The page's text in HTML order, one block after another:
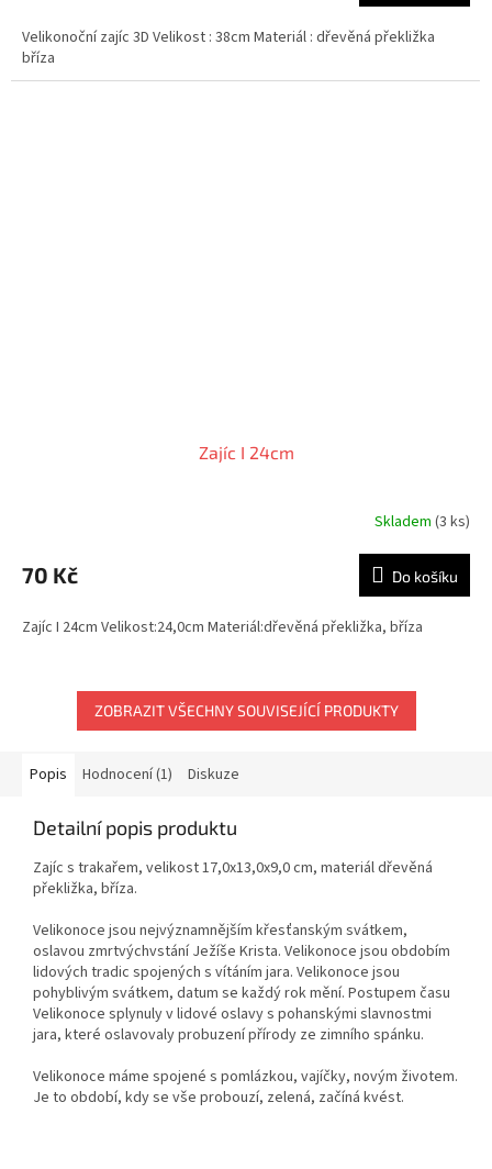
Velikonoční zajíc 3D Velikost : 38cm Materiál : dřevěná překližka
bříza
Zajíc I 24cm
Skladem (3 ks)
70 Kč Do košíku
Zajíc I 24cm Velikost:24,0cm Materiál:dřevěná překližka, bříza
ZOBRAZIT VŠECHNY SOUVISEJÍCÍ PRODUKTY
Popis Hodnocení (1) Diskuze
Detailní popis produktu
Zajíc s trakařem, velikost 17,0x13,0x9,0 cm, materiál dřevěná
překližka, bříza.
Velikonoce jsou nejvýznamnějším křesťanským svátkem,
oslavou zmrtvýchvstání Ježíše Krista. Velikonoce jsou obdobím
lidových tradic spojených s vítáním jara. Velikonoce jsou
pohyblivým svátkem, datum se každý rok mění. Postupem času
Velikonoce splynuly v lidové oslavy s pohanskými slavnostmi
jara, které oslavovaly probuzení přírody ze zimního spánku.
Velikonoce máme spojené s pomlázkou, vajíčky, novým životem.
Je to období, kdy se vše probouzí, zelená, začíná kvést.